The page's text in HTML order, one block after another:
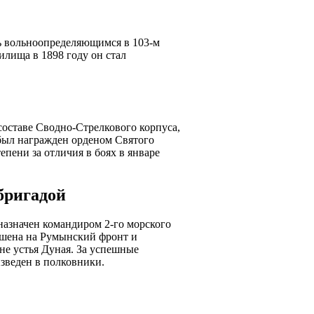
вольноопределяющимся в 103-м
в 1898 году он стал
Сводно-Стрелкового корпуса,
награжден орденом Святого
за отличия в боях в январе
командиром 2-го морского
на Румынский фронт и
устья Дуная. За успешные
в полковники.